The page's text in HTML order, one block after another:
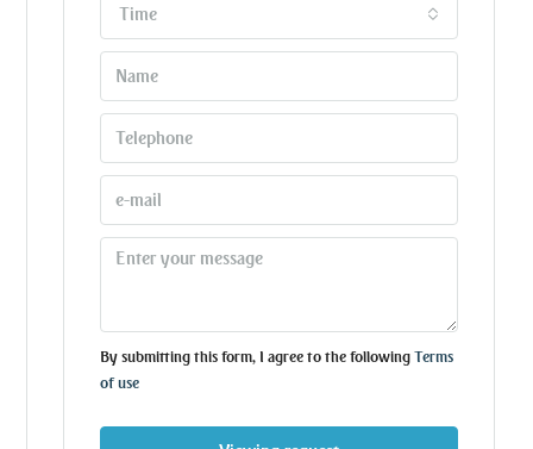
Time
By submitting this form, I agree to the following Terms
of use